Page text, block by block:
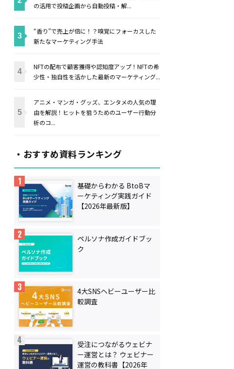
の活用で投稿企画から自動投稿・解...
“香り”で売上が倍に！？嗅覚にフォーカスした
新たなマーケティング手法
NFTの配布で顧客獲得や認知度アップ！NFTの希
少性・独自性を活かした最新のマーケティング...
アニメ・マンガ・グッズ、エンタメの人気の理
由を解説！ヒットを狙うためのユーザー行動分
析のコ...
・おすすめ資料ランキング
基礎からわかる BtoBマ
ーケティング実践ガイド
【2026年最新版】
ペルソナ作成ガイドブッ
ク
4大SNSヘビーユーザー比
較調査
受注につながるウェビナ
ー運営とは？ ウェビナー
運営の教科書【2026年